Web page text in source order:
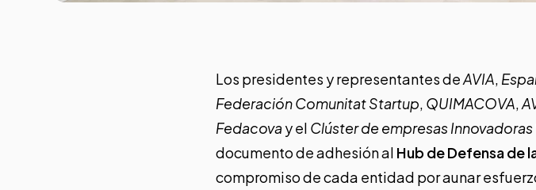
Los presidentes y representantes deAVIA,
Federación Comunitat Startup, QUIMACOVA,
Fedacovay el Clúster de empresas
documento de adhesión al Hub de Defensa de
compromiso de cada entidad por aunar